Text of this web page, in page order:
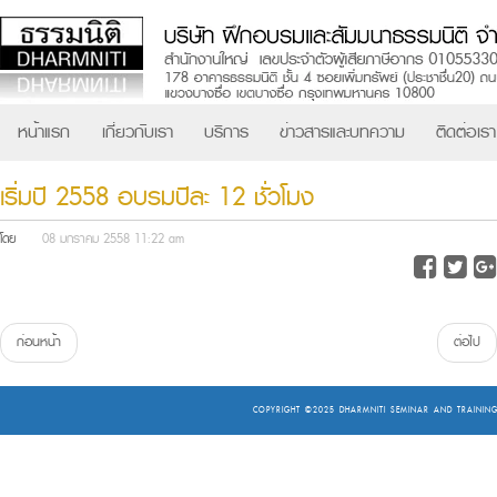
หน้าแรก เกี่ยวกับเรา บริการ ข่าวสารและบทความ ติดต่อเรา
เริ่มปี 2558 อบรมปีละ 12 ชั่วโมง
โดย 08 มกราคม 2558 11:22 am
ก่อนหน้า ต่อไป
COPYRIGHT ©2025 DHARMNITI SEMINAR AND